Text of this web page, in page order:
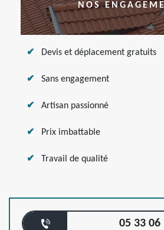
NOS
Devis et déplacement gratuits
Sans engagement
Artisan passionné
Prix imbattable
Travail de qualité
05 33 06